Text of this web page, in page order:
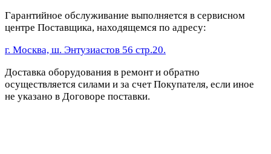
Гарантийное обслуживание выполняется в сервисном
центре Поставщика, находящемся по адресу:
г. Москва, ш. Энтузиастов 56 стр.20.
Доставка оборудования в ремонт и обратно
осуществляется силами и за счет Покупателя, если иное
не указано в Договоре поставки.